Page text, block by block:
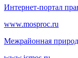
Интернет-портал
www.mosproc.ru
Межрайонная